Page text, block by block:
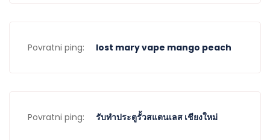
Povratni ping: lost mary vape mango peach
Povratni ping: รับทำประตูรั้วสแตนเลส เชียงใหม่